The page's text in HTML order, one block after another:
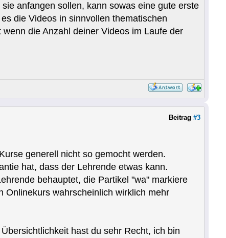
anfangen sollen, kann sowas eine gute erste
die Videos in sinnvollen thematischen
die Anzahl deiner Videos im Laufe der
Beitrag #3
generell nicht so gemocht werden.
hat, dass der Lehrende etwas kann.
behauptet, die Partikel "wa" markiere
Onlinekurs wahrscheinlich wirklich mehr
hast du sehr Recht, ich bin